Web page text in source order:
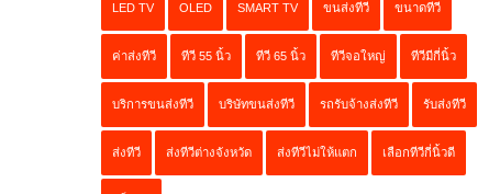
LED TV OLED SMART TV ขนส่งทีวี ขนาดทีวี
ค่าส่งทีวี ทีวี 55 นิ้ว ทีวี 65 นิ้ว ทีวีจอใหญ่ ทีวีมีกี่นิ้ว
บริการขนส่งทีวี บริษัทขนส่งทีวี รถรับจ้างส่งทีวี รับส่งทีวี
ส่งทีวี ส่งทีวีต่างจังหวัด ส่งทีวีไม่ให้แตก เลือกทีวีกี่นิ้วดี